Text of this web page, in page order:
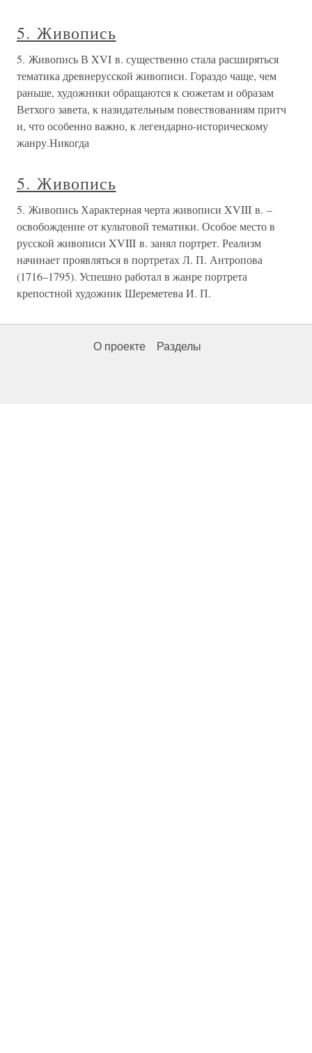
5. Живопись
5. Живопись В XVI в. существенно стала расширяться
тематика древнерусской живописи. Гораздо чаще, чем
раньше, художники обращаются к сюжетам и образам
Ветхого завета, к назидательным повествованиям притч
и, что особенно важно, к легендарно-историческому
жанру.Никогда
5. Живопись
5. Живопись Характерная черта живописи XVIII в. –
освобождение от культовой тематики. Особое место в
русской живописи XVIII в. занял портрет. Реализм
начинает проявляться в портретах Л. П. Антропова
(1716–1795). Успешно работал в жанре портрета
крепостной художник Шереметева И. П.
О проекте Разделы